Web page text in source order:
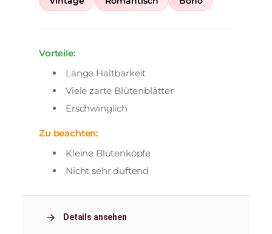
Vorteile:
Lange Haltbarkeit
Viele zarte Blütenblätter
Erschwinglich
Zu beachten:
Kleine Blütenköpfe
Nicht sehr duftend
arrow_forward Details ansehen